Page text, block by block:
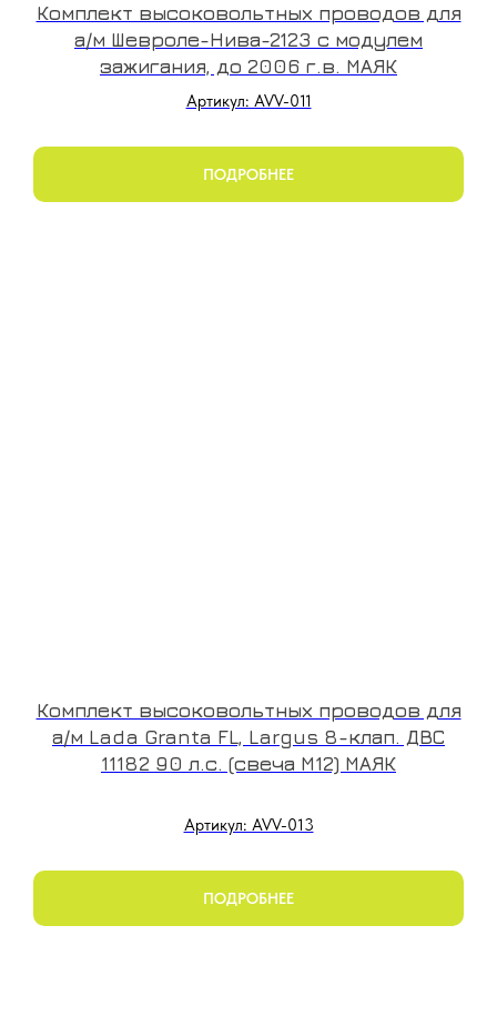
Комплект высоковольтных проводов для
а/м Шевроле-Нива-2123 с модулем
зажигания, до 2006 г.в. МАЯК
Артикул: AVV-011
ПОДРОБНЕЕ
Комплект высоковольтных проводов для
а/м Lada Granta FL, Largus 8-клап. ДВС
11182 90 л.с. (свеча М12) МАЯК
Артикул: AVV-013
ПОДРОБНЕЕ